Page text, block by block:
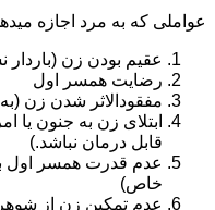
عواملی که به مرد اجازه
عقیم بودن زن (باردار
رضایت همسر اول
مفقودالاثر شدن زن
ابتلای زن به جنون یا
قابل درمان نباشد.)
عدم قدرت همسر اول
خاص)
عدم تمکین زن از